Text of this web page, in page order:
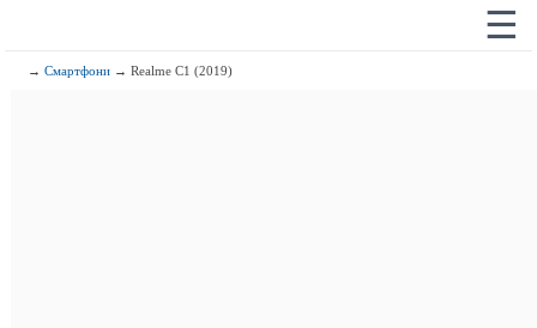
☰
→Смартфони → Realme C1 (2019)